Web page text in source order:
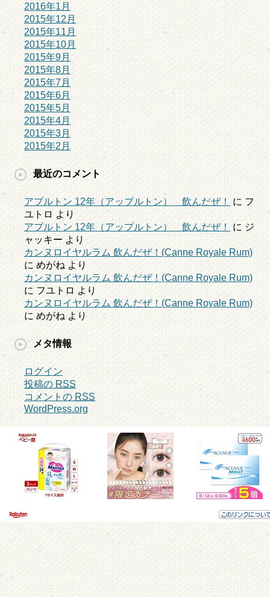
2016年1月
2015年12月
2015年11月
2015年10月
2015年9月
2015年8月
2015年7月
2015年6月
2015年5月
2015年4月
2015年3月
2015年2月
最近のコメント
アプルトン 12年（アップルトン） 飲んだぜ！ に フ
ユトロ より
アプルトン 12年（アップルトン） 飲んだぜ！
に ジ
ャッキー より
カンヌロイヤルラム 飲んだぜ！(Canne Royale Rum)
に めがね より
カンヌロイヤルラム 飲んだぜ！(Canne Royale Rum)
に フユトロ より
カンヌロイヤルラム 飲んだぜ！(Canne Royale Rum)
に めがね より
メタ情報
ログイン
投稿の RSS
コメントの RSS
WordPress.org